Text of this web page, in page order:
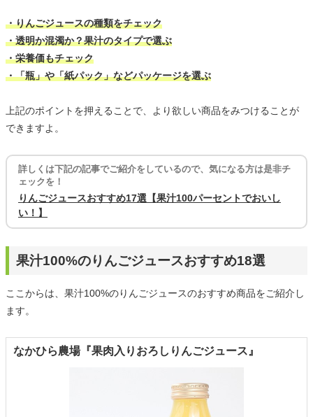
・りんごジュースの種類をチェック
・透明か混濁か？果汁のタイプで選ぶ
・栄養価もチェック
・「瓶」や「紙パック」などパッケージを選ぶ
上記のポイントを押えることで、より欲しい商品をみつけることが
できますよ。
詳しくは下記の記事でご紹介をしているので、気になる方は是非チ
ェックを！
りんごジュースおすすめ17選【果汁100パーセントでおいし
い！】
果汁100%のりんごジュースおすすめ18選
ここからは、果汁100%のりんごジュースのおすすめ商品をご紹介し
ます。
なかひら農場『果肉入りおろしりんごジュース』